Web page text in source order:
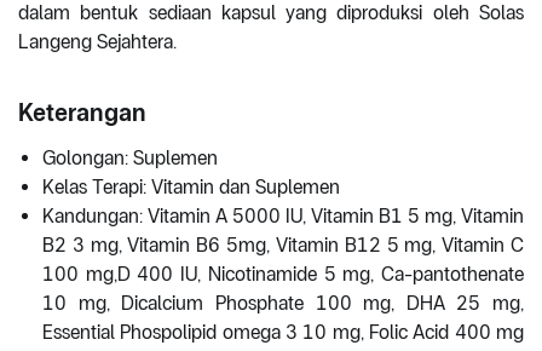
dalam bentuk sediaan kapsul yang diproduksi oleh Solas
Langeng Sejahtera.
Keterangan
Golongan: Suplemen
Kelas Terapi: Vitamin dan Suplemen
Kandungan: Vitamin A 5000 IU, Vitamin B1 5 mg, Vitamin
B2 3 mg, Vitamin B6 5mg, Vitamin B12 5 mg, Vitamin C
100 mg,D 400 IU, Nicotinamide 5 mg, Ca-pantothenate
10 mg, Dicalcium Phosphate 100 mg, DHA 25 mg,
Essential Phospolipid omega 3 10 mg, Folic Acid 400 mg